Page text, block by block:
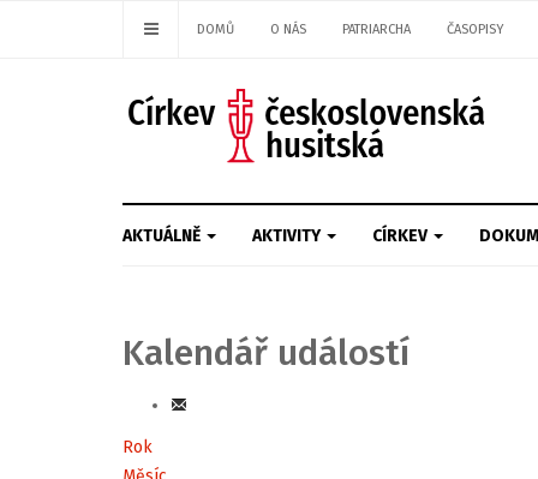
DOMŮ O NÁS PATRIARCHA ČASOPISY
AKTUÁLNĚ AKTIVITY CÍRKEV
Kalendář událostí
Rok